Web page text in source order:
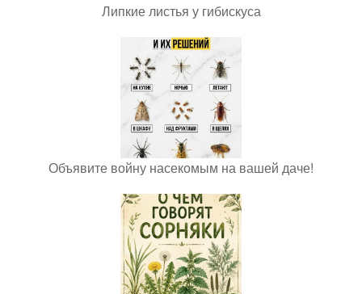
Липкие листья у гибискуса
Объявите войну насекомым на вашей даче!